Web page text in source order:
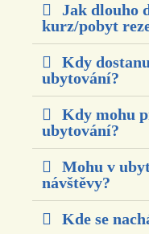
Jak dlouho
kurz/pobyt
Kdy
ubytování?
Kdy mohu
ubytování?
Mohu v
návštěvy?
Kde se